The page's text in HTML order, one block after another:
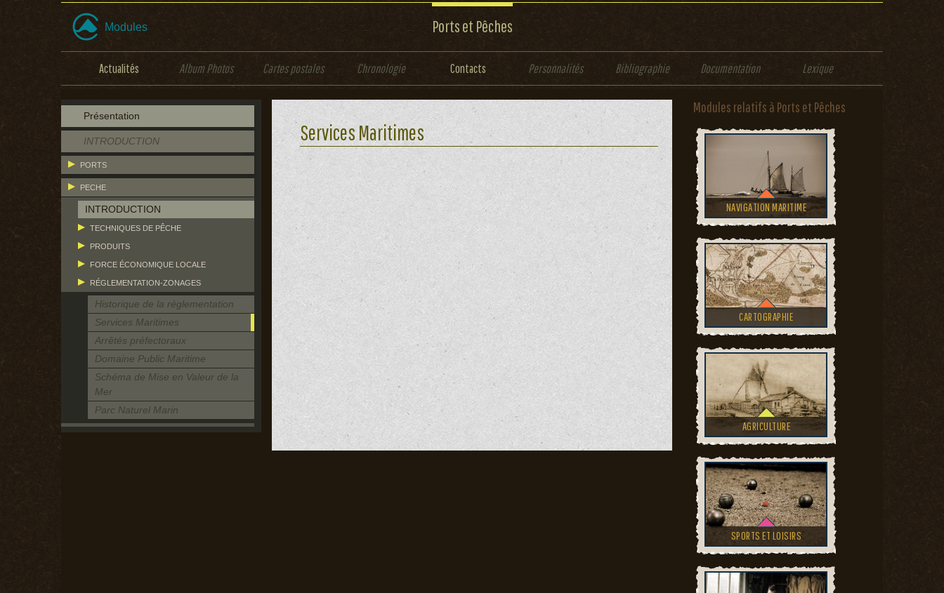
Modules Ports et Pêches
Actualités Album Photos Cartes postales Chronologie Contacts Personnalités Bibliographie Documentation Lexique
Présentation
INTRODUCTION
PORTS
PECHE
INTRODUCTION
TECHNIQUES DE PÊCHE
PRODUITS
FORCE ÉCONOMIQUE LOCALE
RÉGLEMENTATION-ZONAGES
Historique de la réglementation
Services Maritimes
Arrêtés préfectoraux
Domaine Public Maritime
Schéma de Mise en Valeur de la
Mer
Parc Naturel Marin
Services Maritimes
Modules relatifs à Ports et Pêches
NAVIGATION MARITIME
CARTOGRAPHIE
AGRICULTURE
SPORTS ET LOISIRS